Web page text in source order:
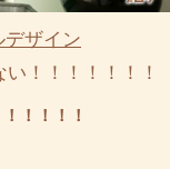
デザイン
！！！！！！！
！！！！